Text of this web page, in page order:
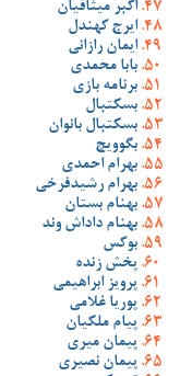
اکبر میثاقیان
ایرج کهندل
ایمان رازانی
بابا محمدی
برنامه بازی
بسکتبال
بسکتبال بانوان
بگوویچ
بهرام احمدی
بهرام رشیدفرخی
بهنام بستان
بهنام داداش وند
بوکس
پخش زنده
پرویز ابراهیمی
پوریا غلامی
پیام ملکیان
پیمان میری
پیمان نصیری